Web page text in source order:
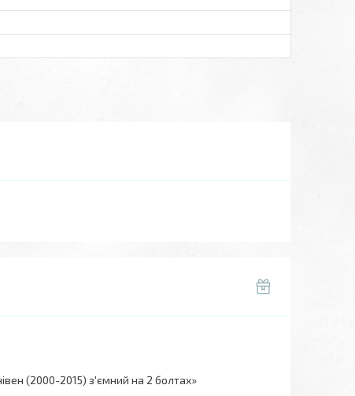
(2000-2015) з'ємний на 2 болтах»